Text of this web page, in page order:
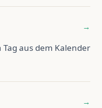
aus dem Kalender
→
→